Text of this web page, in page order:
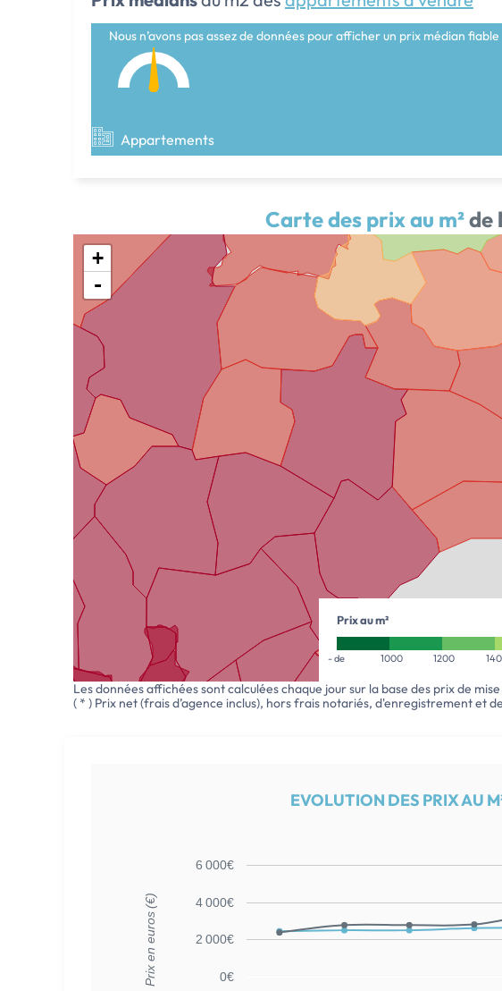
Nous n’avons pas assez de données pour afficher un prix médian fiable
Appartements
Carte des prix au m²de
+
-
Prix au m²
- de 1000 1200
Les données affichées sont calculées chaque jour sur la base des prix de
( * ) Prix net (frais d’agence inclus), hors frais notariés, d'enregistrement et
EVOLUTION DES PRIX AU
0€
2 000€
4 000€
6 000€
Prix en euros (€)